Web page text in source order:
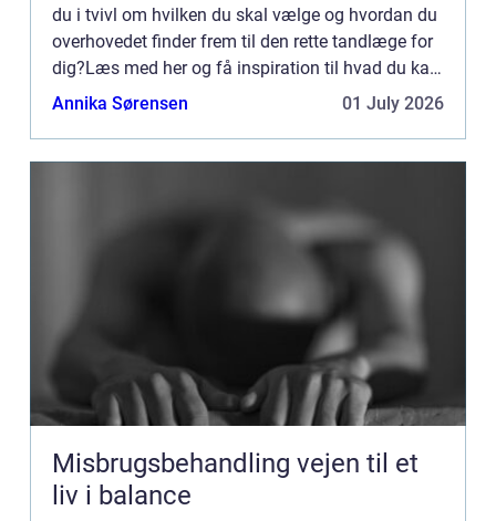
du i tvivl om hvilken du skal vælge og hvordan du
overhovedet finder frem til den rette tandlæge for
dig?Læs med her og få inspiration til hvad du kan
gøre dig af tanker, inden du vælger din nye tandl...
Annika Sørensen 01 July 2026
Misbrugsbehandling vejen til et
liv i balance